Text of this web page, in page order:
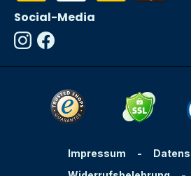
Social-Media
Impressum -